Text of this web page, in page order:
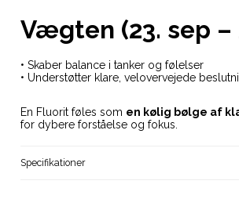
Vægten (23. sep –
• Skaber balance i tanker og følelser
• Understøtter klare, velovervejede
En Fluorit føles som en kølig bølge af
for dybere forståelse og fokus.
Specifikationer